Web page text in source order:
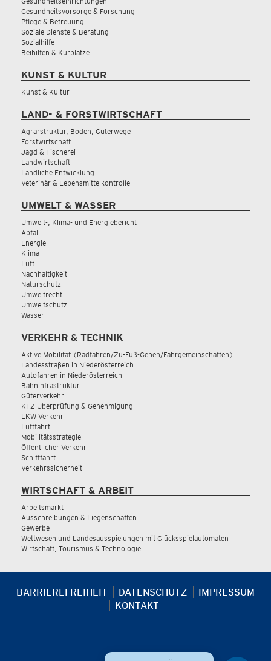
Gesundheitsvorsorge & Forschung
Pflege & Betreuung
Soziale Dienste & Beratung
Sozialhilfe
Beihilfen & Kurplätze
KUNST & KULTUR
Kunst & Kultur
LAND- & FORSTWIRTSCHAFT
Agrarstruktur, Boden, Güterwege
Forstwirtschaft
Jagd & Fischerei
Landwirtschaft
Ländliche Entwicklung
Veterinär & Lebensmittelkontrolle
UMWELT & WASSER
Umwelt-, Klima- und Energiebericht
Abfall
Energie
Klima
Luft
Nachhaltigkeit
Naturschutz
Umweltrecht
Umweltschutz
Wasser
VERKEHR & TECHNIK
Aktive Mobilität (Radfahren/Zu-Fuß-Gehen/Fahrgemeinschaften)
Landesstraßen in Niederösterreich
Autofahren in Niederösterreich
Bahninfrastruktur
Güterverkehr
KFZ-Überprüfung & Genehmigung
LKW Verkehr
Luftfahrt
Mobilitätsstrategie
Öffentlicher Verkehr
Schifffahrt
Verkehrssicherheit
WIRTSCHAFT & ARBEIT
Arbeitsmarkt
Ausschreibungen & Liegenschaften
Gewerbe
Wettwesen und Landesausspielungen mit Glücksspielautomaten
Wirtschaft, Tourismus & Technologie
BARRIEREFREIHEIT DATENSCHUTZ
IMPRESSUM
KONTAKT